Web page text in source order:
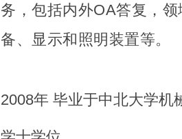
务，包括内外OA答复，
备、显示和照明装置等。
2008年 毕业于中北大学机